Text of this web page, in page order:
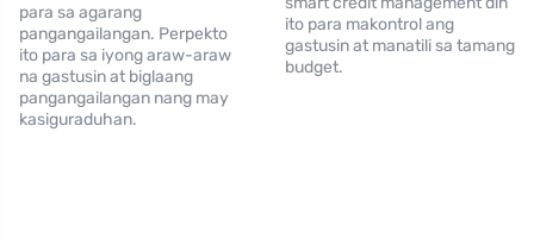
para sa agarang
pangangailangan. Perpekto
ito para sa iyong araw-araw
na gastusin at biglaang
pangangailangan nang may
kasiguraduhan.
ito para makontrol ang
gastusin at manatili sa tamang
budget.